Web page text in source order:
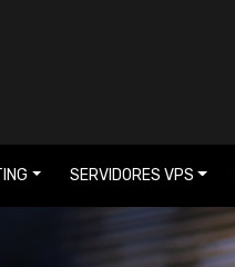
SERVIDORES VPS